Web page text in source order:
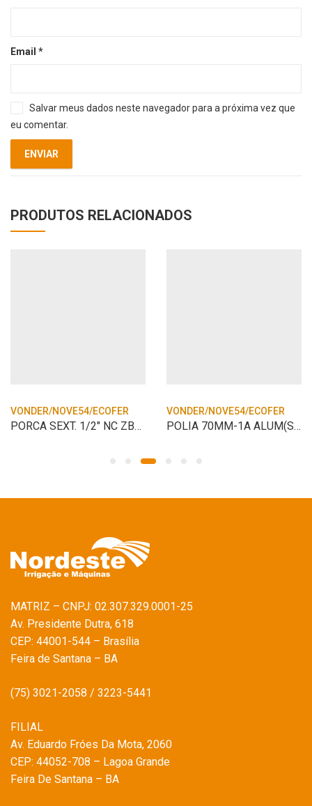
Email *
Salvar meus dados neste navegador para a próxima vez que
eu comentar.
PRODUTOS RELACIONADOS
VONDER/NOVE54/ECOFER
PORCA SEXT. 1/2″ NC ZBC/1CT
VONDER/NOVE54/ECOFER
POLIA 70MM-1A ALUM(S/FURO) VONDER
MATRIZ – CNPJ: 02.307.329.0001-25
Av. Presidente Dutra, 618
CEP: 44001-544 – Brasília
Feira de Santana – BA
(75) 3021-2058 / 3223-5441
FILIAL
Av. Eduardo Fróes Da Mota, 2060
CEP: 44052-708 – Lagoa Grande
Feira De Santana – BA